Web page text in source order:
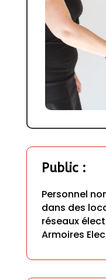
Public :
Personnel
dans des
réseaux
Armoires